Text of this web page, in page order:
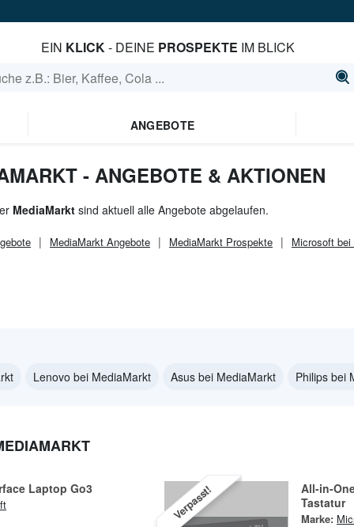
EIN KLICK- DEINE PROSPEKTE IM BLICK
ANGEBOTE
- ANGEBOTE & AKTIONEN
MediaMarkt sind aktuell alle Angebote abgelaufen.
MediaMarkt Angebote MediaMarkt Prospekte Microsoft bei
Lenovo bei MediaMarkt Asus bei MediaMarkt Philips bei
Laptop Go3 Verpasst!
All-in-
Tastatur
Marke: